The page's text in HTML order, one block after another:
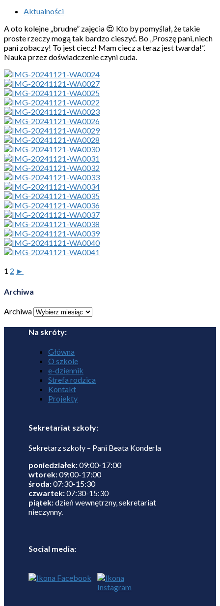
Aktualności
A oto kolejne „brudne” zajęcia 😍 Kto by pomyślał, że takie
proste rzeczy mogą tak bardzo cieszyć. Bo „Proszę pani, niech
pani zobaczy! To jest ciecz! Mam ciecz a teraz jest twarda!”.
Nauka przez doświadczenie czyni cuda.
1 2 ►
Archiwa
Archiwa
Na skróty:
Główna
O szkole
e-dziennik
Strefa rodzica
Kontakt
Projekty
Sekretariat szkoły:
Sekretarz szkoły – Pani Beata Konderla
poniedziałek:09:00-17:00
wtorek:09:00-17:00
środa:07:30-15:30
czwartek:07:30-15:30
piątek:dzień wewnętrzny, sekretariat
nieczynny.
Social media: